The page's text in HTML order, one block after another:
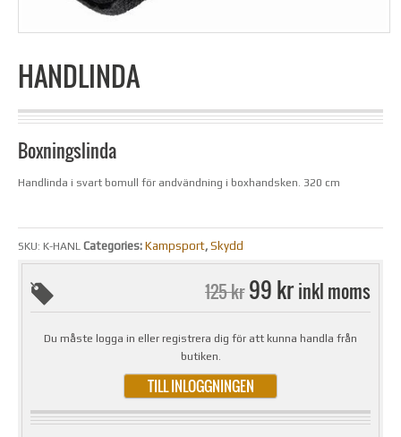
HANDLINDA
Boxningslinda
Handlinda i svart bomull för andvändning i boxhandsken. 320 cm
SKU: K-HANL Categories: Kampsport, Skydd
125 kr 99 kr inkl moms
Du måste logga in eller registrera dig för att kunna handla från
butiken.
TILL INLOGGNINGEN